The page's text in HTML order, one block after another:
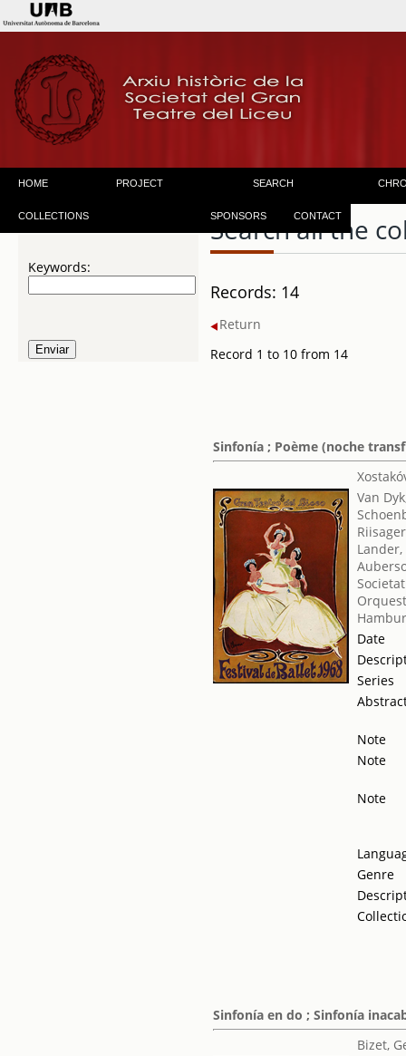
HOME PROJECT SEARCH
COLLECTIONS SPONSORS CONTACT
Keywords:
Search all the
Records: 14
Return
Record 1 to 10 from 14
Sinfonía ; Poème (noche
Van
Date
Series
Note
Note
Note
Genre
Sinfonía en do ; Sinfonía
Bizet,